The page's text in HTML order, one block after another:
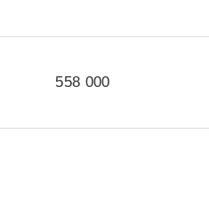
558 000